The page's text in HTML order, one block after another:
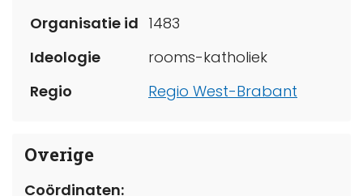
Organisatie id 1483
Ideologie
rooms-katholiek
Regio
Regio West-Brabant
Overige
Coördinaten: